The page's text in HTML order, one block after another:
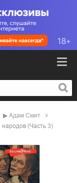
▶ Адам Смит
народов (Часть 3)